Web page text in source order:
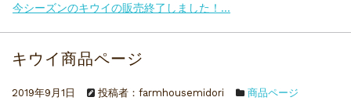
今シーズンのキウイの販売終了しました！...
キウイ商品ページ
2019年9月1日 投稿者：farmhousemidori 商品ページ